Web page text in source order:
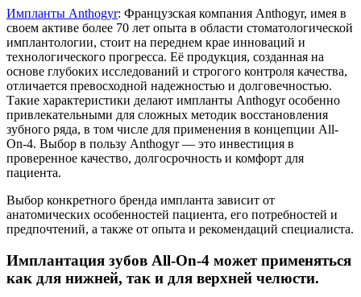
Импланты Anthogyr: Французская компания Anthogyr, имея в
своем активе более 70 лет опыта в области стоматологической
имплантологии, стоит на переднем крае инноваций и
технологического прогресса. Её продукция, созданная на
основе глубоких исследований и строгого контроля качества,
отличается превосходной надежностью и долговечностью.
Такие характеристики делают импланты Anthogyr особенно
привлекательными для сложных методик восстановления
зубного ряда, в том числе для применения в концепции All-
On-4. Выбор в пользу Anthogyr — это инвестиция в
проверенное качество, долгосрочность и комфорт для
пациента.
Выбор конкретного бренда импланта зависит от
анатомических особенностей пациента, его потребностей и
предпочтений, а также от опыта и рекомендаций специалиста.
Имплантация зубов All-On-4 может применяться
как для нижней, так и для верхней челюсти.